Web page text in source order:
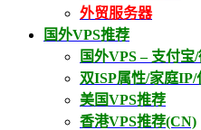
外贸服务器
国外VPS推荐
国外VPS – 支付宝
双ISP属性/家庭
美国VPS推荐
香港VPS推荐(CN)